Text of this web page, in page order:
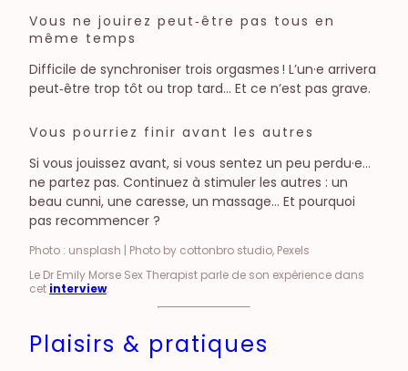
Vous ne jouirez peut‑être pas tous en
même temps
Difficile de synchroniser trois orgasmes ! L’un·e arrivera
peut‑être trop tôt ou trop tard… Et ce n’est pas grave.
Vous pourriez finir avant les autres
Si vous jouissez avant, si vous sentez un peu perdu·e…
ne partez pas. Continuez à stimuler les autres : un
beau cunni, une caresse, un massage… Et pourquoi
pas recommencer ?
Photo : unsplash | Photo by cottonbro studio, Pexels
Le Dr Emily Morse Sex Therapist parle de son expérience dans
cet interview.
Plaisirs & pratiques